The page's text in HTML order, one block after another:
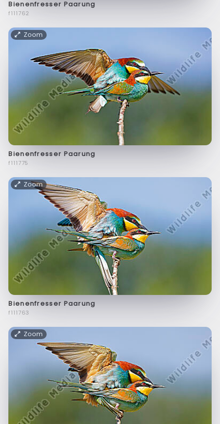
Bienenfresser Paarung
f111762
Zoom
Bienenfresser Paarung
f111775
Zoom
Bienenfresser Paarung
f111763
Zoom